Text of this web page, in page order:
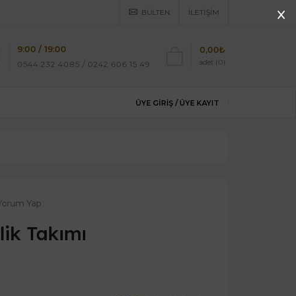
BÜLTEN İLETIŞIM
9:00 / 19:00
0544 232 4085 / 0242 606 15 49 adet (0)
0,00₺
ÜYE GIRIŞ / ÜYE KAYIT
Yap
Takımı